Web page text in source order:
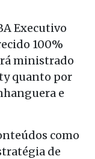
Executivo
100%
ministrado
quanto por
e
como
de